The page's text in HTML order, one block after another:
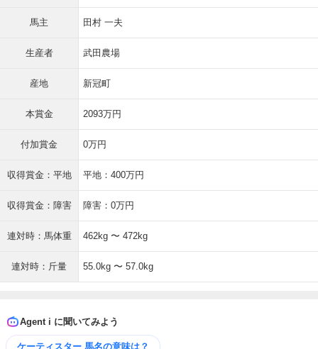
馬主 田村 一夫
生産者 武田農場
産地 新冠町
本賞金 2093万円
付加賞金 0万円
収得賞金：平地 平地：400万円
収得賞金：障害 障害：0万円
連対時：馬体重 462kg 〜 472kg
連対時：斤量 55.0kg 〜 57.0kg
Agent i に聞いてみよう
ケーティスター 馬名の意味は？